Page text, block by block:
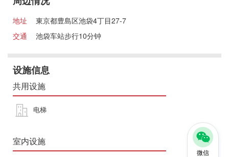
微信
地址
東京都豊島区池袋4丁目27-7
交通
池袋车站步行10分钟
设施信息
共用设施
电梯
室内设施